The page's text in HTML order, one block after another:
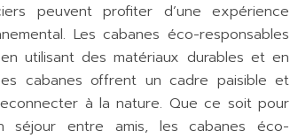
peuvent profiter d’une expérience
Les cabanes éco-responsables
utilisant des matériaux durables et en
cabanes offrent un cadre paisible et
à la nature. Que ce soit pour
séjour entre amis, les cabanes éco-